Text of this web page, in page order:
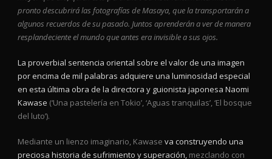
pronto descubrirá las fotografías de Masaya, quelatransportarán a
algunos recuerdos de su pasado. Juntos aprenderán a ver de manera
resplandeciente el mundo que antes era invisible a sus ojos.
La proverbial sentencia oriental sobre el valor de una imagen
por encima de mil palabras adquiere una luminosidad especial
en esta última obra de la directora y guionista japonesa Naomi
Kawase (‘Una pastelería en Tokio’, ‘Aguas tranquilas’, ‘El bosque
del luto’).
Mediante un lienzo imaginario, Kawase va construyendo una
preciosa historia de sufrimiento y superación, mezclando con